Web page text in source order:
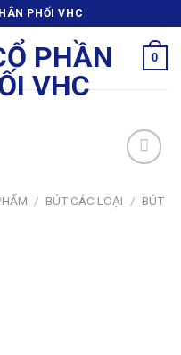
PHỐI VHC
0
to
/ BÚT CÁC LOẠI / BÚT